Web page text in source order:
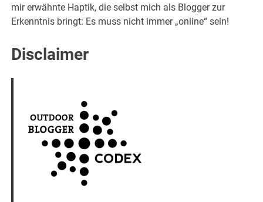
mir erwähnte Haptik, die selbst mich als Blogger zur
Erkenntnis bringt: Es muss nicht immer „online“ sein!
Disclaimer